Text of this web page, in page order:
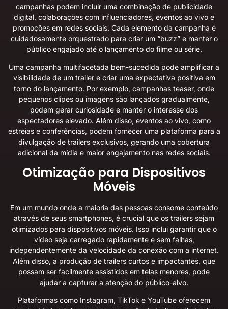
campanhas podem incluir uma combinação de publicidade
digital, colaborações com influenciadores, eventos ao vivo e
promoções em redes sociais. Cada elemento da campanha é
cuidadosamente orquestrado para criar um “buzz” e manter o
público engajado até o lançamento do filme ou série.
Uma campanha multifacetada bem-sucedida pode amplificar a
visibilidade de um trailer e criar uma expectativa positiva em
torno do lançamento. Por exemplo, campanhas teaser, onde
pequenos clipes ou imagens são lançados gradualmente,
podem gerar curiosidade e manter o interesse dos
espectadores elevado. Além disso, eventos ao vivo, como
estreias e conferências, podem fornecer uma plataforma para a
divulgação de trailers exclusivos, gerando uma cobertura
adicional da mídia e maior engajamento nas redes sociais.
Otimização para Dispositivos
Móveis
Em um mundo onde a maioria das pessoas consome conteúdo
através de seus smartphones, é crucial que os trailers sejam
otimizados para dispositivos móveis. Isso inclui garantir que o
vídeo seja carregado rapidamente e sem falhas,
independentemente da velocidade da conexão com a internet.
Além disso, a produção de trailers curtos e impactantes, que
possam ser facilmente assistidos em telas menores, pode
ajudar a capturar a atenção do público-alvo.
Plataformas como Instagram, TikTok e YouTube oferecem